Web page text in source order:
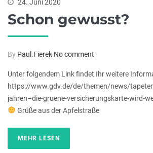
24. Juni 2020
Schon gewusst?
By Paul.Fierek No comment
Unter folgendem Link findet Ihr weitere
https://www.gdv.de/de/themen/news/
jahren–die-gruene-versicherungskarte-wird-
Grüße aus der Apfelstraße
MEHR LESEN